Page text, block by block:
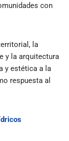
con
la
y la arquitectura
y estética a la
respuesta al